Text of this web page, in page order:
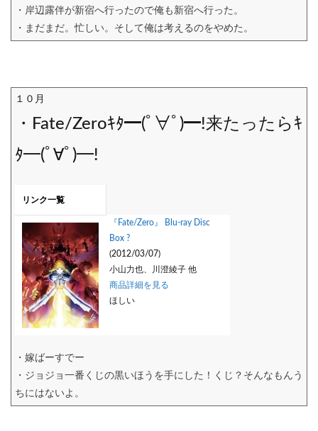
・岸辺露伴が新宿へ行ったので俺も新宿へ行った。
・まだまだ。忙しい。そして俺は考えるのをやめた。
１０月
・Fate/Zeroｷﾀ━(ﾟ∀ﾟ)━!来たったらｷ
ﾀ━(ﾟ∀ﾟ)━!
リンク一覧
『Fate/Zero』 Blu-ray Disc
Box ?
(2012/03/07)
小山力也、川澄綾子 他
商品詳細を見る
ほしい
・嫁ばーすでー
・ジョジョ一番くじの黒いほうを手にした！くじ？そんなもんう
ちにはないよ。